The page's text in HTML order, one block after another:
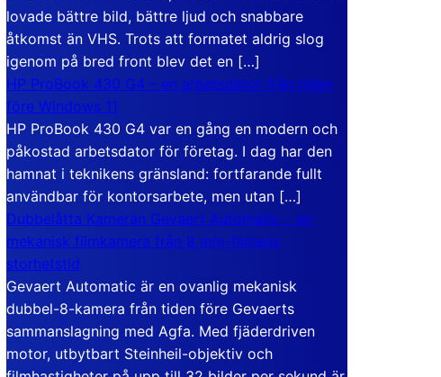
lovade bättre bild, bättre ljud och snabbare
åtkomst än VHS. Trots att formatet aldrig slog
igenom på bred front blev det en […]
HP ProBook 430 G4 – en arbetsdator från tiden
före Windows 11
HP ProBook 430 G4 var en gång en modern och
påkostad arbetsdator för företag. I dag har den
hamnat i teknikens gränsland: fortfarande fullt
användbar för kontorsarbete, men utan […]
Dubbelåtta Kameran Gevaert Automatic – en
mekanisk filmkamera från 8 mm-filmens
storhetstid
Gevaert Automatic är en ovanlig mekanisk
dubbel-8-kamera från tiden före Gevaerts
sammanslagning med Agfa. Med fjäderdriven
motor, utbytbart Steinheil-objektiv och